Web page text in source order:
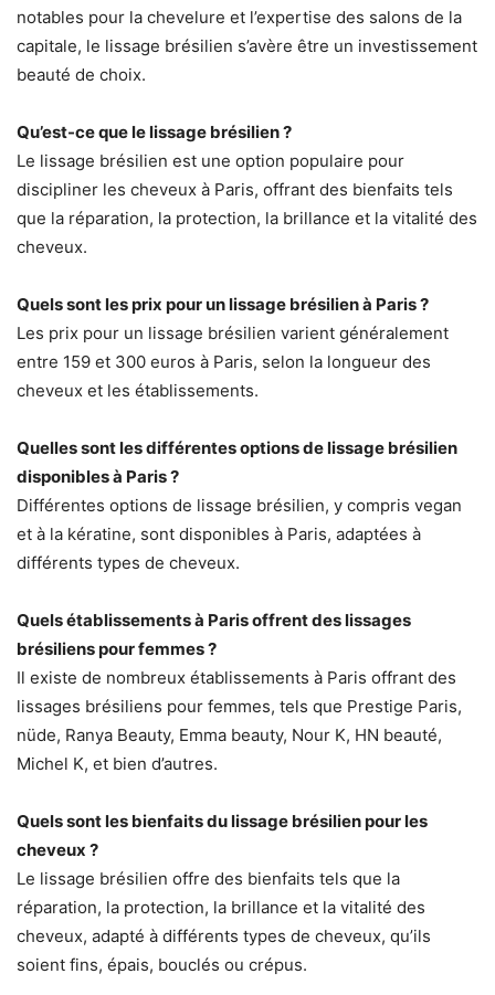
notables pour la chevelure et l’expertise des salons de la
capitale, le lissage brésilien s’avère être un investissement
beauté de choix.
Qu’est-ce que le lissage brésilien ?
Le lissage brésilien est une option populaire pour
discipliner les cheveux à Paris, offrant des bienfaits tels
que la réparation, la protection, la brillance et la vitalité des
cheveux.
Quels sont les prix pour un lissage brésilien à Paris ?
Les prix pour un lissage brésilien varient généralement
entre 159 et 300 euros à Paris, selon la longueur des
cheveux et les établissements.
Quelles sont les différentes options de lissage brésilien
disponibles à Paris ?
Différentes options de lissage brésilien, y compris vegan
et à la kératine, sont disponibles à Paris, adaptées à
différents types de cheveux.
Quels établissements à Paris offrent des lissages
brésiliens pour femmes ?
Il existe de nombreux établissements à Paris offrant des
lissages brésiliens pour femmes, tels que Prestige Paris,
nüde, Ranya Beauty, Emma beauty, Nour K, HN beauté,
Michel K, et bien d’autres.
Quels sont les bienfaits du lissage brésilien pour les
cheveux ?
Le lissage brésilien offre des bienfaits tels que la
réparation, la protection, la brillance et la vitalité des
cheveux, adapté à différents types de cheveux, qu’ils
soient fins, épais, bouclés ou crépus.